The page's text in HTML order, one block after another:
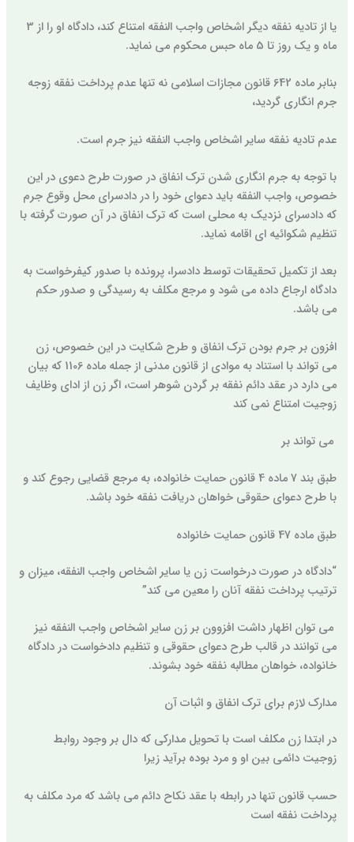
یا از تادیه نفقه دیگر اشخاص واجب النفقه امتناع کند، دادگاه او را از 3
ماه و یک روز تا 5 ماه حبس محکوم می نماید.
بنابر ماده 642 قانون مجازات اسلامی نه تنها عدم پرداخت نفقه زوجه
جرم انگاری گردید،
عدم تادیه نفقه سایر اشخاص واجب النفقه نیز جرم است.
با توجه به جرم انگاری شدن ترک انفاق در صورت طرح دعوی در این
خصوص، واجب النفقه باید دعوای خود را در دادسرای محل وقوع جرم
که دادسرای نزدیک به محلی است که ترک انفاق در آن صورت گرفته با
تنظیم شکوائیه ای اقامه نماید.
بعد از تکمیل تحقیقات توسط دادسرا، پرونده با صدور کیفرخواست به
دادگاه ارجاع داده می شود و مرجع مکلف به رسیدگی و صدور حکم
می باشد.
افزون بر جرم بودن ترک انفاق و طرح شکایت در این خصوص، زن
می تواند با استناد به موادی از قانون مدنی از جمله ماده 1106 که بیان
می دارد در عقد دائم نفقه بر گردن شوهر است، اگر زن از ادای وظایف
زوجیت امتناع نمی کند
می تواند بر
طبق بند 7 ماده 4 قانون حمایت خانواده، به مرجع قضایی رجوع کند و
با طرح دعوای حقوقی خواهان دریافت نفقه خود باشد.
طبق ماده 47 قانون حمایت خانواده
“دادگاه در صورت درخواست زن یا سایر اشخاص واجب النفقه، میزان و
ترتیب پرداخت نفقه آنان را معین می کند”
می توان اظهار داشت افزوون بر زن سایر اشخاص واجب النفقه نیز
می توانند در قالب طرح دعوای حقوقی و تنظیم دادخواست در دادگاه
خانواده، خواهان مطالبه نفقه خود بشوند.
مدارک لازم برای ترک انفاق و اثبات آن
در ابتدا زن مکلف است با تحویل مدارکی که دال بر وجود روابط
زوجیت دائمی بین او و مرد بوده برآید زیرا
حسب قانون تنها در رابطه با عقد نکاح دائم می باشد که مرد مکلف به
پرداخت نفقه است